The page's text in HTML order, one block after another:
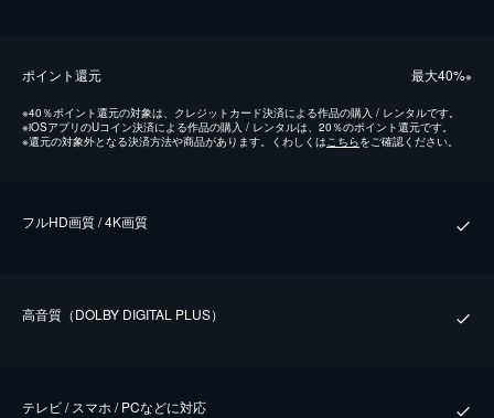
ポイント還元 最⼤40%※
※40％ポイント還元の対象は、クレジットカード決済による作品の購入 / レンタルです。
※iOSアプリのUコイン決済による作品の購入 / レンタルは、20％のポイント還元です。
※還元の対象外となる決済方法や商品があります。くわしくはこちらをご確認ください。
フルHD画質 / 4K画質
⾼⾳質（DOLBY DIGITAL PLUS）
テレビ / スマホ / PCなどに対応